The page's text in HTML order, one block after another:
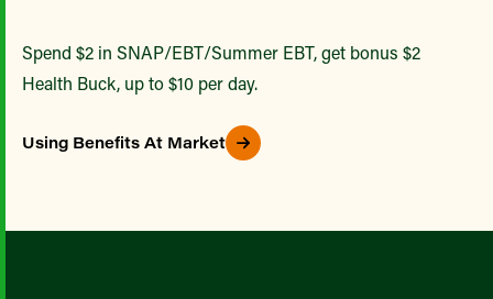
Spend $2 in SNAP/EBT/Summer EBT, get bonus $2
Health Buck, up to $10 per day.
Using Benefits At Market